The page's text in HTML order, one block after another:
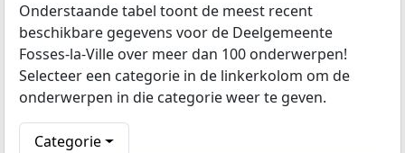
Onderstaande tabel toont de meest recent
beschikbare gegevens voor de Deelgemeente
Fosses-la-Ville over meer dan 100 onderwerpen!
Selecteer een categorie in de linkerkolom om de
onderwerpen in die categorie weer te geven.
Categorie